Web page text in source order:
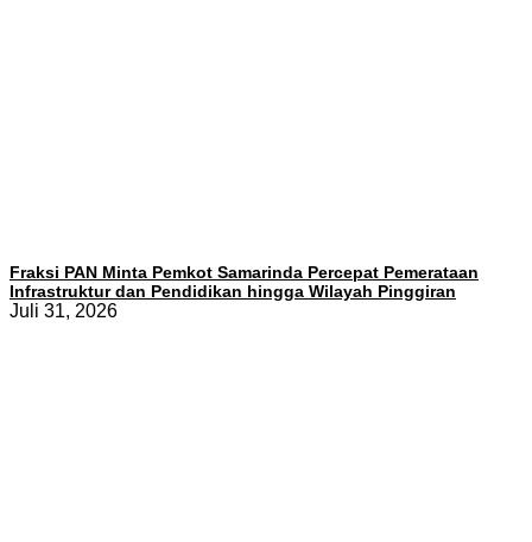
Fraksi PAN Minta Pemkot Samarinda Percepat Pemerataan
Infrastruktur dan Pendidikan hingga Wilayah Pinggiran
Juli 31, 2026